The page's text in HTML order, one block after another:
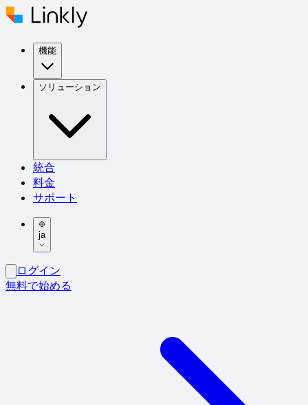
機能
ソリューション
統合
料金
サポート
ja
ログイン
無料で始める